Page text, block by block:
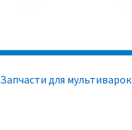
Запчасти для мультиварок